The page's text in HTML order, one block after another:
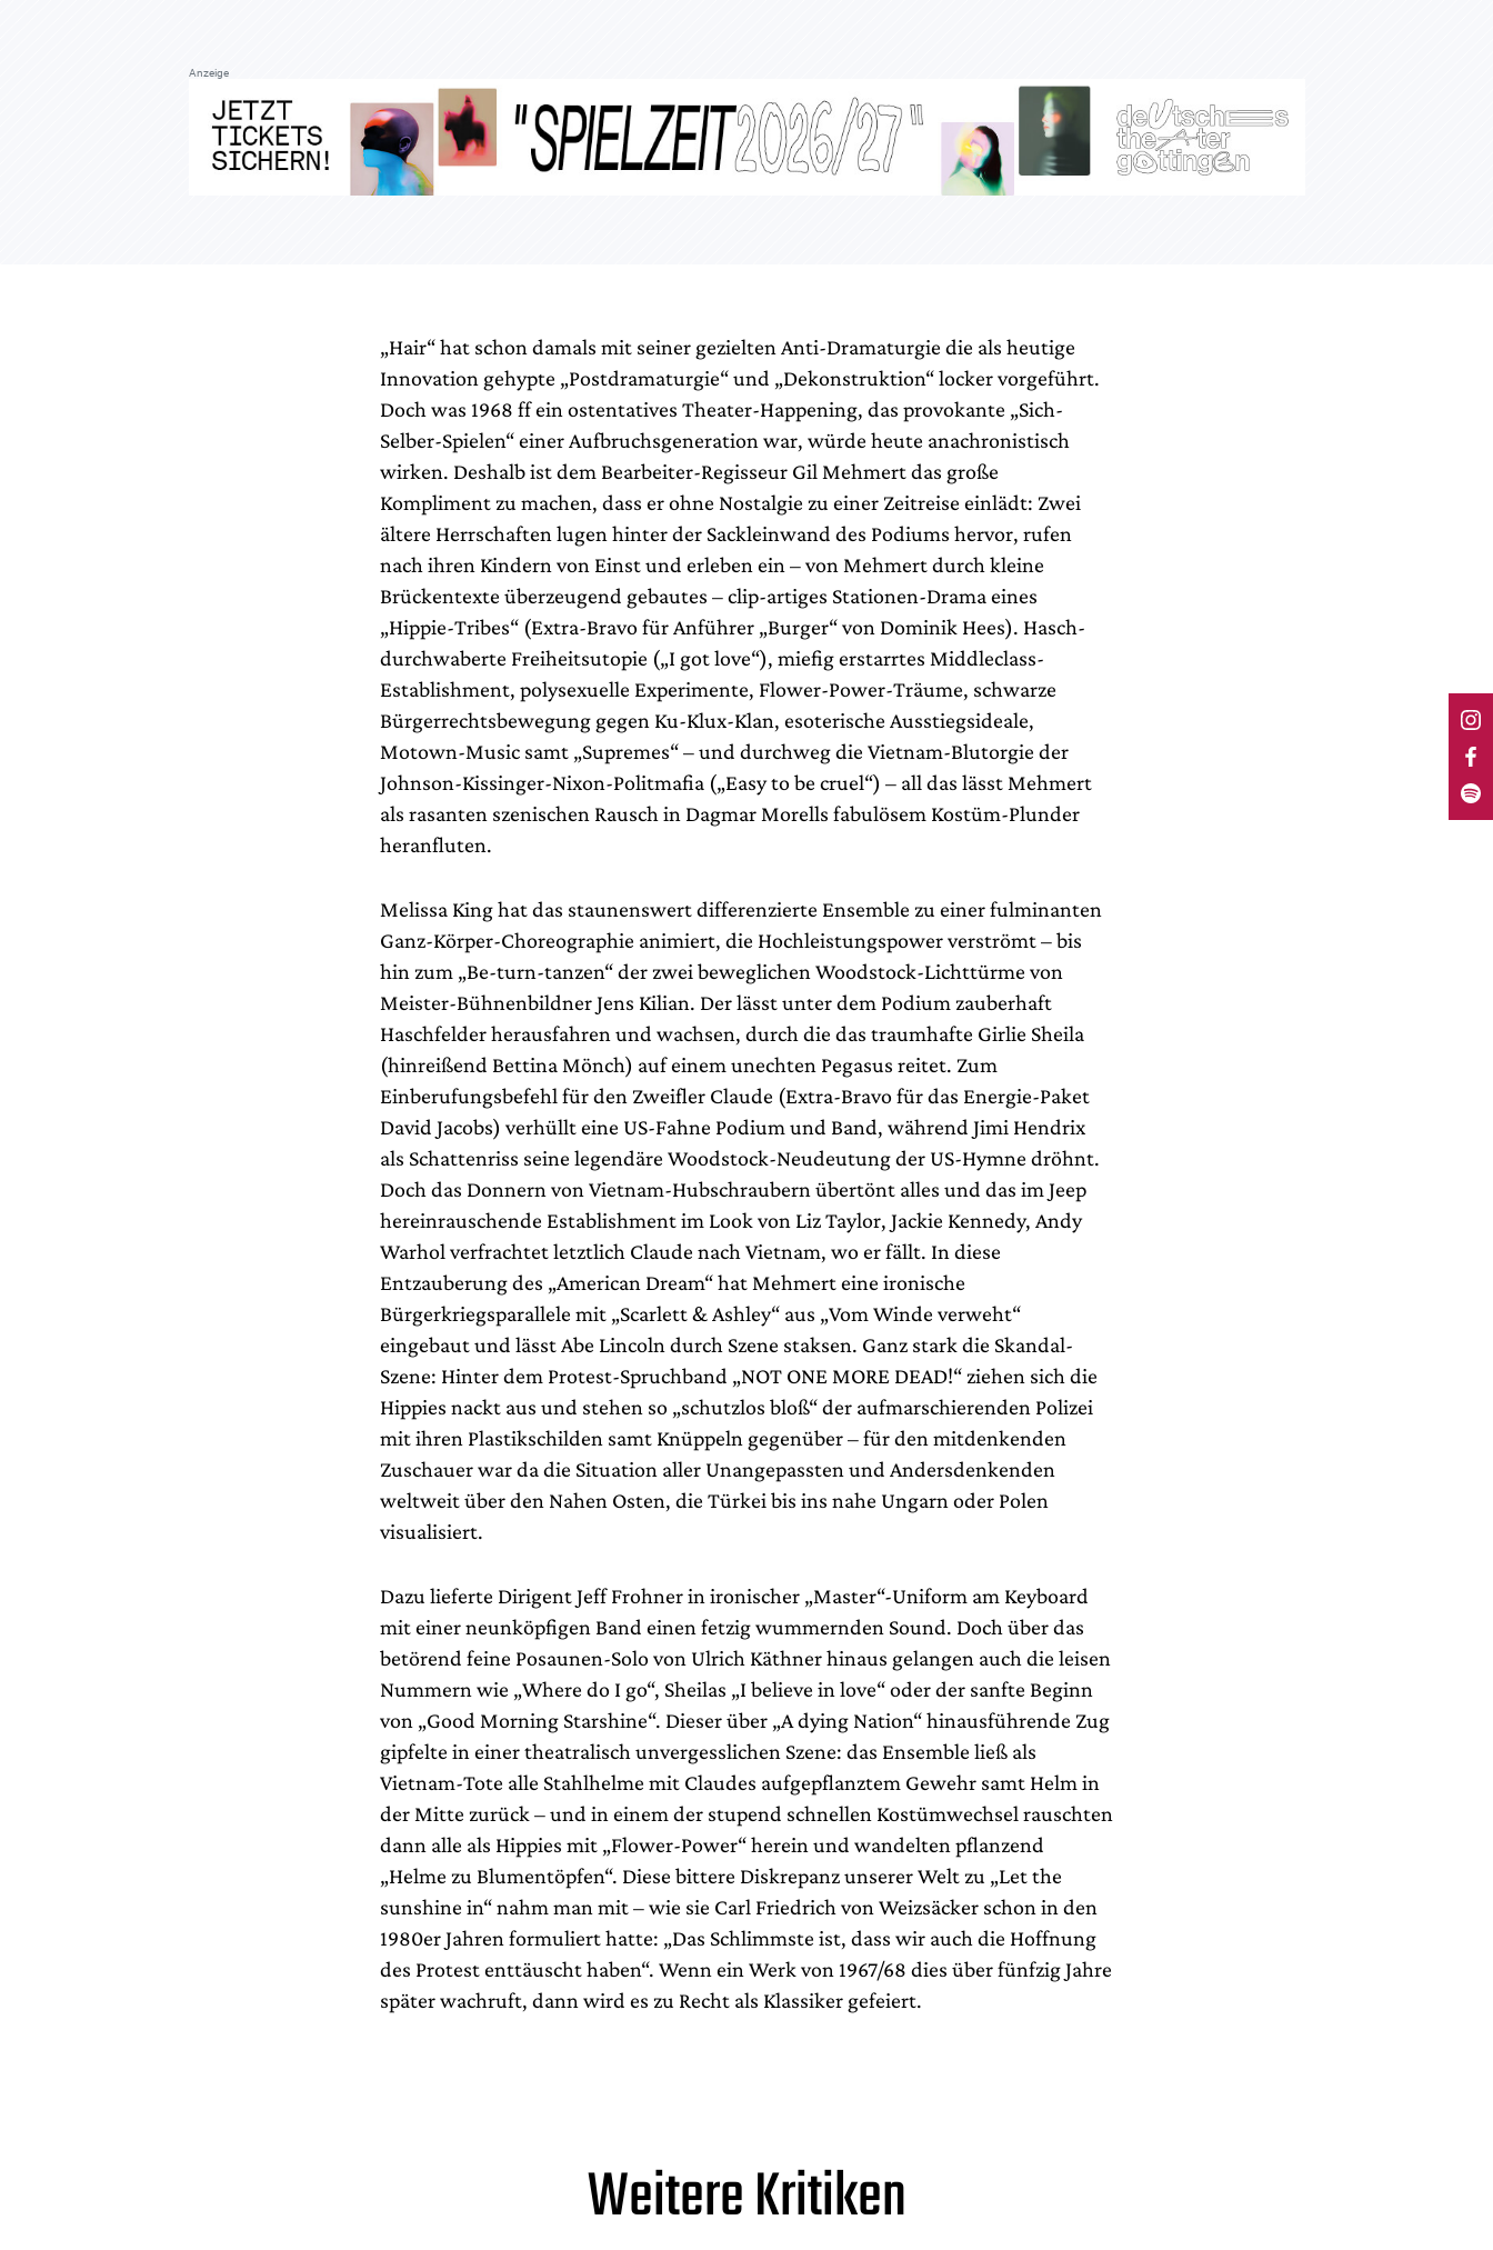
Anzeige
„Hair“ hat schon damals mit seiner gezielten Anti-Dramaturgie die als heutige
Innovation gehypte „Postdramaturgie“ und „Dekonstruktion“ locker vorgeführt.
Doch was 1968 ff ein ostentatives Theater-Happening, das provokante „Sich-
Selber-Spielen“ einer Aufbruchsgeneration war, würde heute anachronistisch
wirken. Deshalb ist dem Bearbeiter-Regisseur Gil Mehmert das große
Kompliment zu machen, dass er ohne Nostalgie zu einer Zeitreise einlädt: Zwei
ältere Herrschaften lugen hinter der Sackleinwand des Podiums hervor, rufen
nach ihren Kindern von Einst und erleben ein – von Mehmert durch kleine
Brückentexte überzeugend gebautes – clip-artiges Stationen-Drama eines
„Hippie-Tribes“ (Extra-Bravo für Anführer „Burger“ von Dominik Hees). Hasch-
durchwaberte Freiheitsutopie („I got love“), miefig erstarrtes Middleclass-
Establishment, polysexuelle Experimente, Flower-Power-Träume, schwarze
Bürgerrechtsbewegung gegen Ku-Klux-Klan, esoterische Ausstiegsideale,
Motown-Music samt „Supremes“ – und durchweg die Vietnam-Blutorgie der
Johnson-Kissinger-Nixon-Politmafia („Easy to be cruel“) – all das lässt Mehmert
als rasanten szenischen Rausch in Dagmar Morells fabulösem Kostüm-Plunder
heranfluten.
Melissa King hat das staunenswert differenzierte Ensemble zu einer fulminanten
Ganz-Körper-Choreographie animiert, die Hochleistungspower verströmt – bis
hin zum „Be-turn-tanzen“ der zwei beweglichen Woodstock-Lichttürme von
Meister-Bühnenbildner Jens Kilian. Der lässt unter dem Podium zauberhaft
Haschfelder herausfahren und wachsen, durch die das traumhafte Girlie Sheila
(hinreißend Bettina Mönch) auf einem unechten Pegasus reitet. Zum
Einberufungsbefehl für den Zweifler Claude (Extra-Bravo für das Energie-Paket
David Jacobs) verhüllt eine US-Fahne Podium und Band, während Jimi Hendrix
als Schattenriss seine legendäre Woodstock-Neudeutung der US-Hymne dröhnt.
Doch das Donnern von Vietnam-Hubschraubern übertönt alles und das im Jeep
hereinrauschende Establishment im Look von Liz Taylor, Jackie Kennedy, Andy
Warhol verfrachtet letztlich Claude nach Vietnam, wo er fällt. In diese
Entzauberung des „American Dream“ hat Mehmert eine ironische
Bürgerkriegsparallele mit „Scarlett & Ashley“ aus „Vom Winde verweht“
eingebaut und lässt Abe Lincoln durch Szene staksen. Ganz stark die Skandal-
Szene: Hinter dem Protest-Spruchband „NOT ONE MORE DEAD!“ ziehen sich die
Hippies nackt aus und stehen so „schutzlos bloß“ der aufmarschierenden Polizei
mit ihren Plastikschilden samt Knüppeln gegenüber – für den mitdenkenden
Zuschauer war da die Situation aller Unangepassten und Andersdenkenden
weltweit über den Nahen Osten, die Türkei bis ins nahe Ungarn oder Polen
visualisiert.
Dazu lieferte Dirigent Jeff Frohner in ironischer „Master“-Uniform am Keyboard
mit einer neunköpfigen Band einen fetzig wummernden Sound. Doch über das
betörend feine Posaunen-Solo von Ulrich Käthner hinaus gelangen auch die leisen
Nummern wie „Where do I go“, Sheilas „I believe in love“ oder der sanfte Beginn
von „Good Morning Starshine“. Dieser über „A dying Nation“ hinausführende Zug
gipfelte in einer theatralisch unvergesslichen Szene: das Ensemble ließ als
Vietnam-Tote alle Stahlhelme mit Claudes aufgepflanztem Gewehr samt Helm in
der Mitte zurück – und in einem der stupend schnellen Kostümwechsel rauschten
dann alle als Hippies mit „Flower-Power“ herein und wandelten pflanzend
„Helme zu Blumentöpfen“. Diese bittere Diskrepanz unserer Welt zu „Let the
sunshine in“ nahm man mit – wie sie Carl Friedrich von Weizsäcker schon in den
1980er Jahren formuliert hatte: „Das Schlimmste ist, dass wir auch die Hoffnung
des Protest enttäuscht haben“. Wenn ein Werk von 1967/68 dies über fünfzig Jahre
später wachruft, dann wird es zu Recht als Klassiker gefeiert.
Weitere Kritiken